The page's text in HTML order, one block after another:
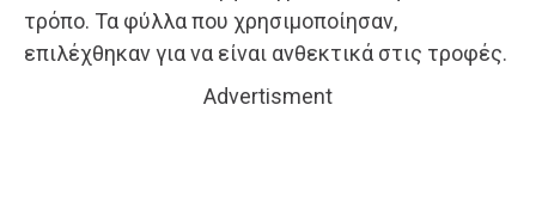
τρόπο. Τα φύλλα που χρησιμοποίησαν,
επιλέχθηκαν για να είναι ανθεκτικά στις τροφές.
Advertisment